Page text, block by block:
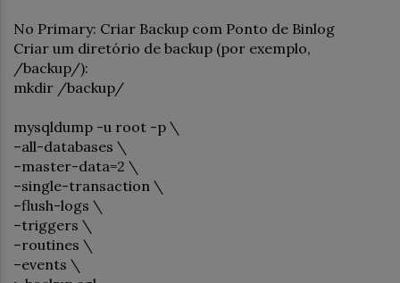
No Primary: Criar Backup com Ponto de Binlog
Criar um diretório de backup (por exemplo,
/backup/):
mkdir /backup/
mysqldump -u root -p \
–all-databases \
–master-data=2 \
–single-transaction \
–flush-logs \
–triggers \
–routines \
–events \